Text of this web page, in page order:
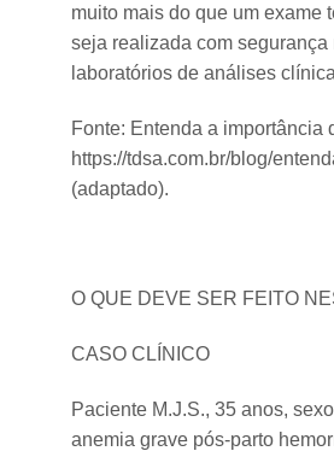
muito mais do que um exame
seja realizada com
laboratórios de análises
Fonte: Entenda a
https://tdsa.com.br/blog/
(adaptado).
O QUE DEVE SER FEITO
CASO CLÍNICO
Paciente M.J.S., 35 anos,
anemia grave pós-parto